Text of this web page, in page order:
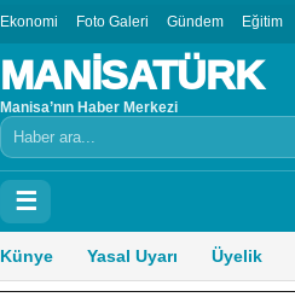
Ekonomi Foto Galeri Gündem Eğitim
MANİSATÜRK
Manisa’nın Haber Merkezi
Arama
☰
Künye Yasal Uyarı Üyelik